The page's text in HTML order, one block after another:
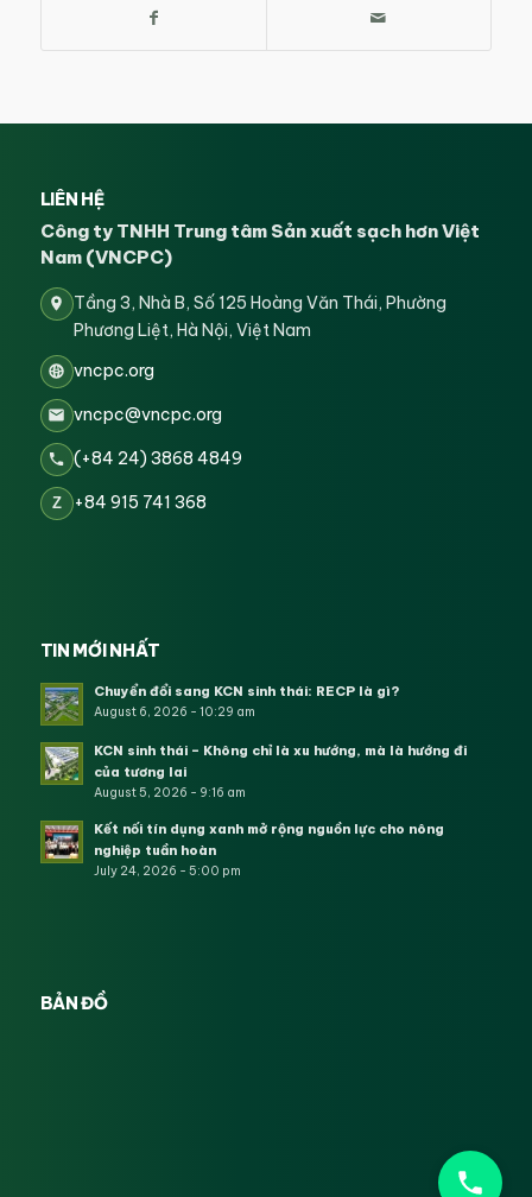
LIÊN HỆ
Công ty TNHH Trung tâm Sản xuất sạch hơn Việt
Nam (VNCPC)
Tầng 3, Nhà B, Số 125 Hoàng Văn Thái, Phường
Phương Liệt, Hà Nội, Việt Nam
vncpc.org
vncpc@vncpc.org
(+84 24) 3868 4849
Z +84 915 741 368
TIN MỚI NHẤT
Chuyển đổi sang KCN sinh thái: RECP là gì?
August 6, 2026 - 10:29 am
KCN sinh thái – Không chỉ là xu hướng, mà là hướng đi
của tương lai
August 5, 2026 - 9:16 am
Kết nối tín dụng xanh mở rộng nguồn lực cho nông
nghiệp tuần hoàn
July 24, 2026 - 5:00 pm
BẢN ĐỒ